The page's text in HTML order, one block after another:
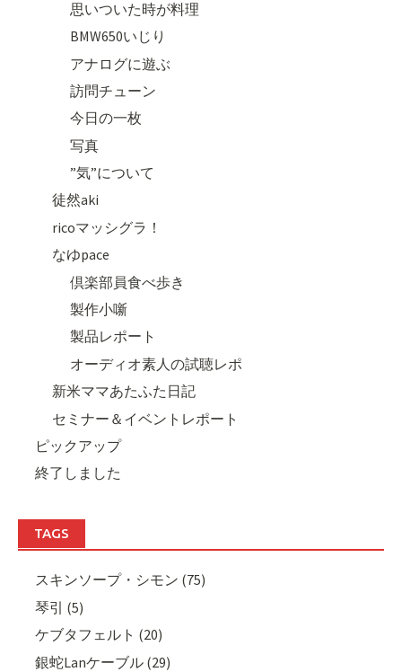
思いついた時が料理
BMW650いじり
アナログに遊ぶ
訪問チューン
今日の一枚
写真
”気”について
徒然aki
ricoマッシグラ！
なゆpace
倶楽部員食べ歩き
製作小噺
製品レポート
オーディオ素人の試聴レポ
新米ママあたふた日記
セミナー＆イベントレポート
ピックアップ
終了しました
TAGS
スキンソープ・シモン (75)
琴引 (5)
ケブタフェルト (20)
銀蛇Lanケーブル (29)